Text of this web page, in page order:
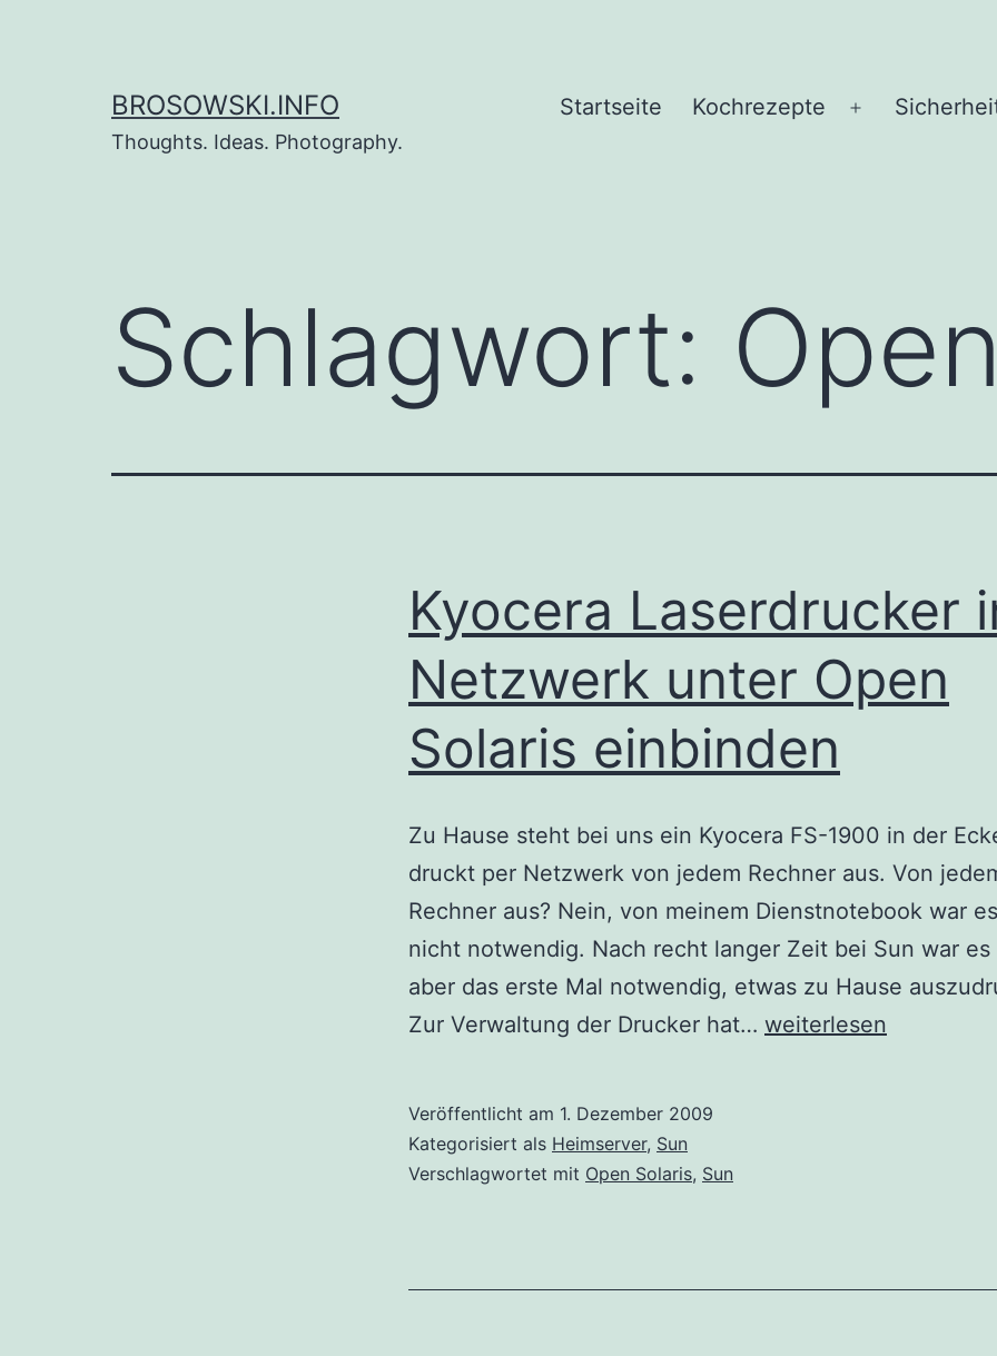
BROSOWSKI.INFO
Thoughts. Ideas. Photography.
Startseite Kochrezepte
Menü
Schlagwort:
Kyocera Laserdrucker
Netzwerk unter Open
Solaris einbinden
Zu Hause steht bei uns ein Kyocera FS-1900 in der
druckt per Netzwerk von jedem Rechner aus. Von
Rechner aus? Nein, von meinem Dienstnotebook war
nicht notwendig. Nach recht langer Zeit bei Sun war es
aber das erste Mal notwendig, etwas zu Hause
Zur Verwaltung der Drucker hat… Kyocera
einbinden
weiterlesen
Veröffentlicht am 1. Dezember 2009
Kategorisiert als Heimserver, Sun
Verschlagwortet mit Open Solaris, Sun